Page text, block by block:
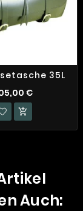
35L
€

Auch: